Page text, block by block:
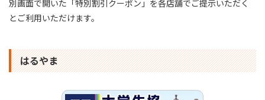
別画面で開いた「特別割引クーポン」を各店舗でご提示いただく
とご利用いただけます。
はるやま